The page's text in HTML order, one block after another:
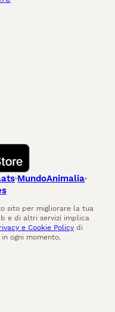
MundoAnimalia
sito per migliorare la tua
e di altri servizi implica
e Cookie Policy di
in ogni momento.